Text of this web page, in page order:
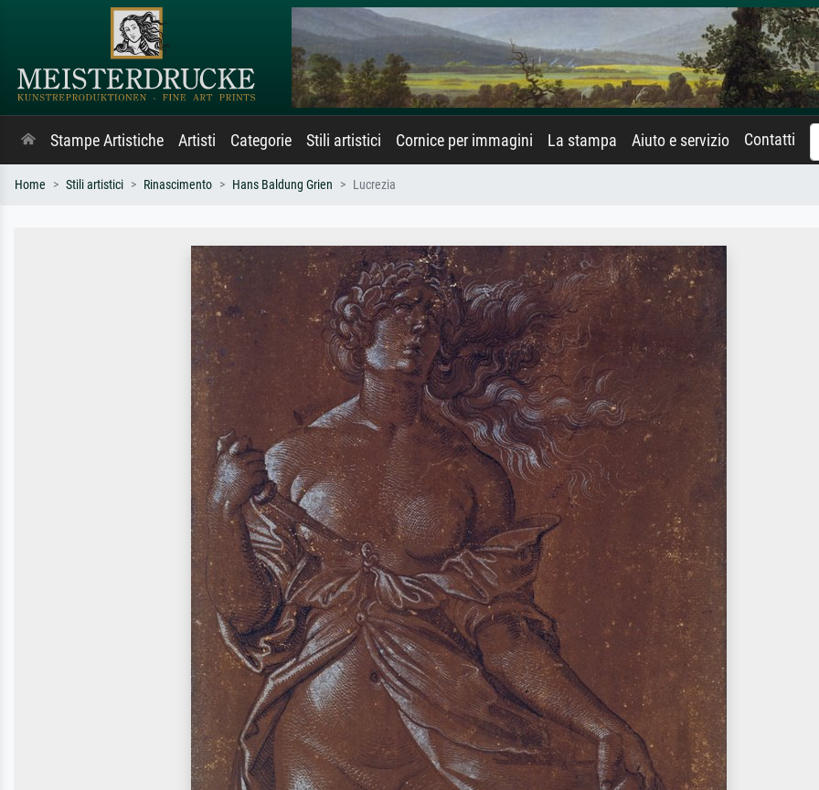
Stampe Artistiche Artisti Categorie Stili artistici Cornice per immagini La stampa Aiuto e servizio Contatti
Home Stili artistici Rinascimento Hans Baldung Grien Lucrezia